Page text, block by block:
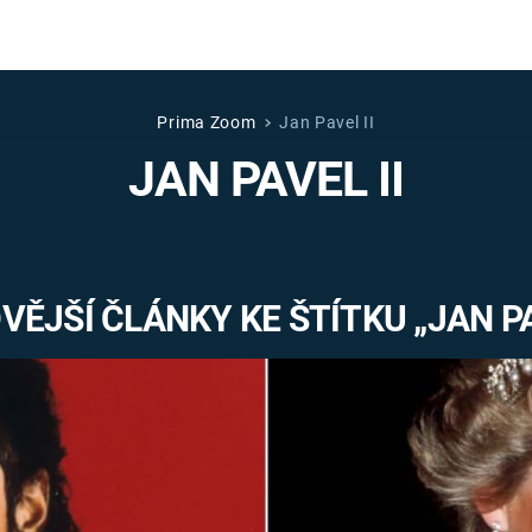
Věda a
technika
MARS
VÁLEČNÉ
Prima Zoom Jan Pavel II
JAN PAVEL II
ČLÁNKY KE ŠTÍTKU „JAN